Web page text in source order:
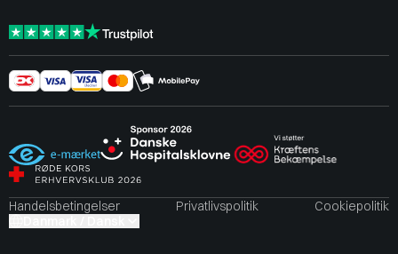
Handelsbetingelser Privatlivspolitik
Cookiepolitik